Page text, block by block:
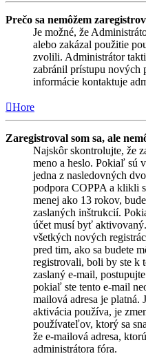
Prečo sa nemôžem
Je možné, že
alebo zakázal použitie
zvolili. Administrátor
zabránil prístupu nových
informácie kontaktuje
Hore
Zaregistroval som sa, ale
Najskôr skontrolujte, že
meno a heslo. Pokiaľ sú
jedna z nasledovných
podpora COPPA a klikli
menej ako 13 rokov,
zaslaných inštrukcií.
účet musí byť
všetkých nových
pred tim, ako sa budete
registrovali, boli by ste k
zaslaný e-mail,
pokiaľ ste tento e-mail
mailová adresa je platná.
aktivácia používa, je
používateľov, ktorý sa
že e-mailová adresa,
administrátora fóra.